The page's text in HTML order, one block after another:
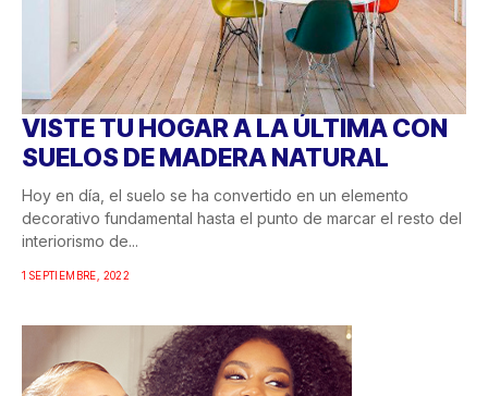
VISTE TU HOGAR A LA ÚLTIMA CON
SUELOS DE MADERA NATURAL
Hoy en día, el suelo se ha convertido en un elemento
decorativo fundamental hasta el punto de marcar el resto del
interiorismo de...
1 SEPTIEMBRE, 2022